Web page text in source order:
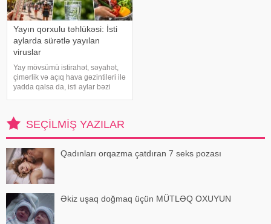
Yayın qorxulu təhlükəsi: İsti
aylarda sürətlə yayılan
viruslar
Yay mövsümü istirahət, səyahət,
çimərlik və açıq hava gəzintiləri ilə
yadda qalsa da, isti aylar bəzi
Buna səbəb təkcə yüksək
temperatur deyil. Açıq havad
SEÇILMIŞ YAZILAR
Qadınları orqazma çatdıran 7 seks pozası
Əkiz uşaq doğmaq üçün MÜTLƏQ OXUYUN